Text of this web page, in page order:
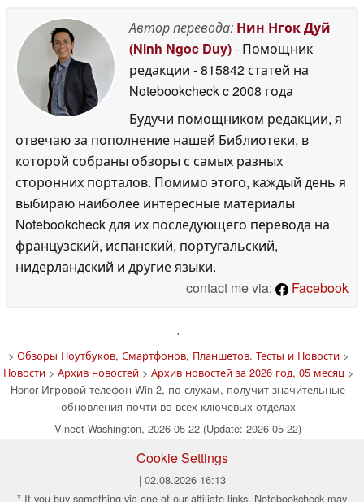
Автор перевода: Нин Нгок Дуй
(Ninh Ngoc Duy)- Помощник
редакции - 815842 статей на
Notebookcheckc 2008 года
Будучи помощником редакции, я
отвечаю за пополнение нашей Библиотеки, в
которой собраны обзоры с самых разных
сторонних порталов. Помимо этого, каждый день я
выбираю наиболее интересные материалы
Notebookcheck для их последующего перевода на
французский, испанский, португальский,
нидерландский и другие языки.
contact me via:
Facebook
'
> Обзоры Ноутбуков, Смартфонов, Планшетов. Тесты и Новости>
Новости> Архив новостей> Архив новостей за 2026 год, 05 месяц>
Honor Игровой телефон Win 2, по слухам, получит значительные
обновления почти во всех ключевых отделах
Vineet Washington, 2026-05-22 (Update: 2026-05-22)
Cookie Settings
| 02.08.2026 16:13
* If you buy something via one of our affiliate links, Notebookcheck may